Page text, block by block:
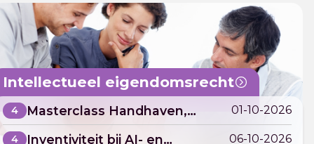
Intellectueel eigendomsrecht
4
Masterclass Handhaven,
procederen en schikken in IE-
zaken
01-10-2026
4
Inventiviteit bij AI- en
06-10-2026